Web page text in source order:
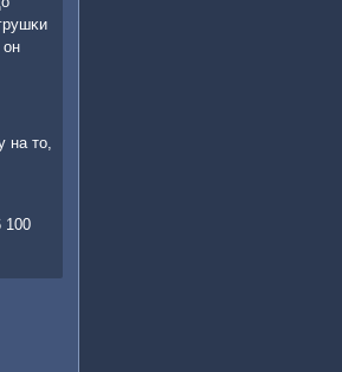
он
на то,
100